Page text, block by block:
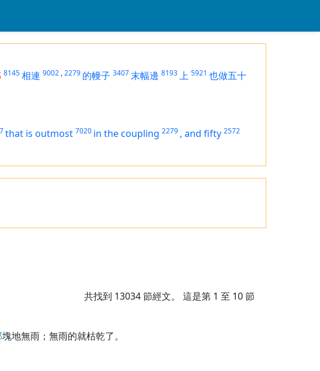
8145相連 9002 ,2279 的幔子 3407末幅邊 8193上 5921 也做五十
that is outmost 7020 in the coupling 2279 , and fifty 2572
共找到 13034節經文。 這是第 1 至 10 節
塊地無雨；無雨的就枯乾了。